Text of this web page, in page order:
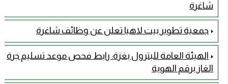
شاغرة
جمعية تطوير بيت لاهيا تعلن عن وظائف شاغرة
الهيئة العامة للبترول بغزة: رابط فحص موعد تسليم جرة
الغاز برقم الهوية